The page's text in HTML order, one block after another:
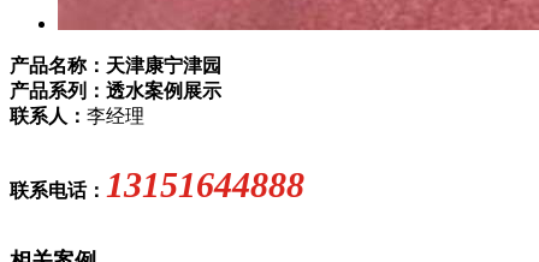
产品名称：天津康宁津园
产品系列：透水案例展示
联系人： 李经理
联系电话： 13151644888